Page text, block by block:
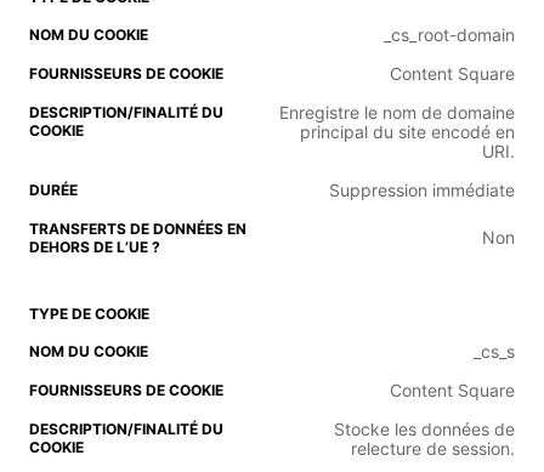
_cs_root-domain
Content Square
Enregistre le nom de domaine
principal du site encodé en
URI.
Suppression immédiate
Non
_cs_s
Content Square
Stocke les données de
relecture de session.